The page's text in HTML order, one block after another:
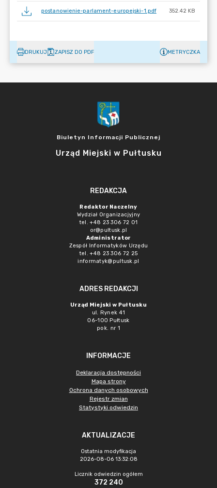
postanowienie-parlament-europejski-1.pdf 352.42 KB
DRUKUJ ZAPISZ DO PDF METRYCZKA
Biuletyn Informacji Publicznej
Urząd Miejski w Pułtusku
REDAKCJA
Redaktor Naczelny
Wydział Organizacjyjny
tel. +48 23 306 72 01
or@pultusk.pl
Administrator
Zespół Informatyków Urzędu
tel. +48 23 306 72 25
informatyk@pultusk.pl
ADRES REDAKCJI
Urząd Miejski w Pułtusku
ul. Rynek 41
06-100 Pułtusk
pok. nr 1
INFORMACJE
Deklaracja dostępności
Mapa strony
Ochrona danych osobowych
Rejestr zmian
Statystyki odwiedzin
AKTUALIZACJE
Ostatnia modyfikacja
2026-08-06 13:32:08
Licznik odwiedzin ogółem
372 240